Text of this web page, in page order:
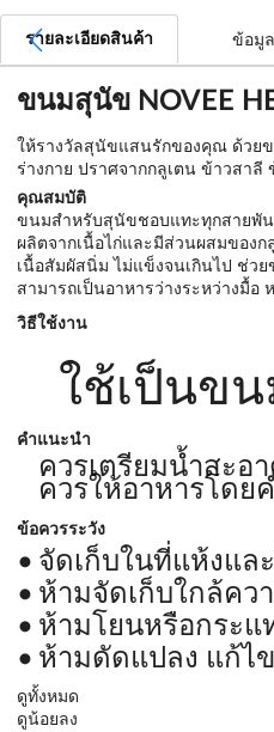
รายละเอียดสินค้า ข้อมู
ขนมสุนัข NOVEE
ให้รางวัลสุนัขแสนรักของคุณ ด้วย
ร่างกาย ปราศจากกลูเตน ข้าวสา
คุณสมบัติ
ขนมสำหรับสุนัขชอบแทะทุกสายพั
ผลิตจากเนื้อไก่และมีส่วนผสมของ
เนื้อสัมผัสนิ่ม ไม่แข็งจนเกินไป ช่
สามารถเป็นอาหารว่างระหว่างมื้อ
วิธีใช้งาน
ใช้เป็นข
คำแนะนำ
ควรเตรียมน้ำสะอ
ควรให้อาหารโดย
ข้อควรระวัง
จัดเก็บในที่แห้งแล
ห้ามจัดเก็บใกล้คว
ห้ามโยนหรือกระแ
ห้ามดัดแปลง แก้ไ
ดูทั้งหมด
ดูน้อยลง